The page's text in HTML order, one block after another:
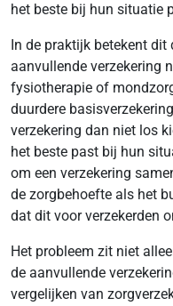
het beste bij hun situatie
In de praktijk betekent dit
aanvullende verzekering
fysiotherapie of
duurdere
verzekering dan niet los
het beste past bij hun
om een verzekering
de zorgbehoefte als het
dat dit voor verzekerden
Het probleem zit niet
de aanvullende
vergelijken van